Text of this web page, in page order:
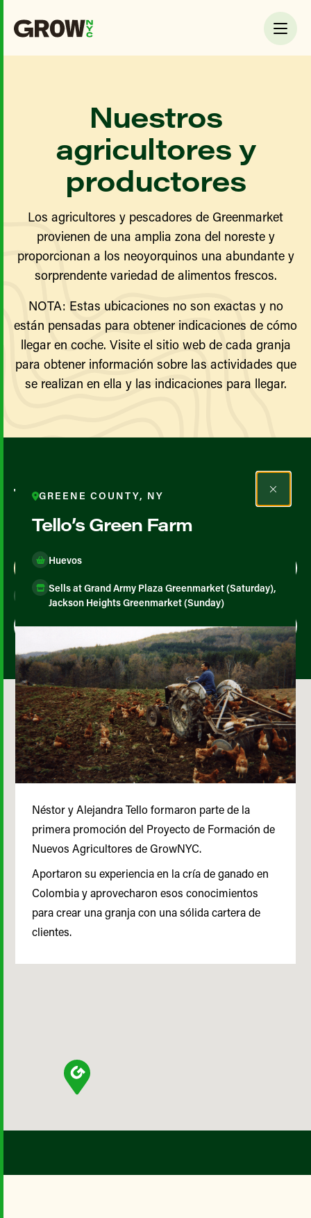
Nuestros
agricultores y
productores
Los agricultores y pescadores de Greenmarket
provienen de una amplia zona del noreste y
proporcionan a los neoyorquinos una abundante y
sorprendente variedad de alimentos frescos.
NOTA: Estas ubicaciones no son exactas y no
están pensadas para obtener indicaciones de cómo
llegar en coche. Visite el sitio web de cada granja
para obtener información sobre las actividades que
se realizan en ella y las indicaciones para llegar.
Todos los agricultores y
productores
Map View
GREENE COUNTY, NY
Tello’s Green Farm
Huevos
Sells at Grand Army Plaza Greenmarket (Saturday),
Jackson Heights Greenmarket (Sunday)
Néstor y Alejandra Tello formaron parte de la
primera promoción del Proyecto de Formación de
Nuevos Agricultores de GrowNYC.
Aportaron su experiencia en la cría de ganado en
Colombia y aprovecharon esos conocimientos
para crear una granja con una sólida cartera de
clientes.